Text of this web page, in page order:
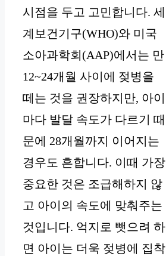
시점을 두고 고민합니다. 세
계보건기구(WHO)와 미국
소아과학회(AAP)에서는 만
12~24개월 사이에 젖병을
떼는 것을 권장하지만, 아이
마다 발달 속도가 다르기 때
문에 28개월까지 이어지는
경우도 흔합니다. 이때 가장
중요한 것은 조급해하지 않
고 아이의 속도에 맞춰주는
것입니다. 억지로 뺏으려 하
면 아이는 더욱 젖병에 집착